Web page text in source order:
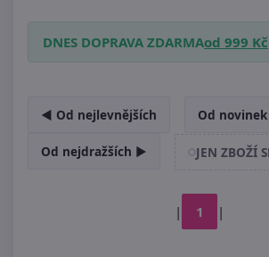
DNES DOPRAVA ZDARMAod 999 Kč
◄ Od nejlevnějších Od novinek
Od nejdražších ► JEN ZBOŽÍ
| 1 |